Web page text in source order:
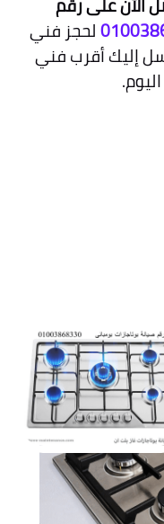
لحجز فني
إليك أقرب فني